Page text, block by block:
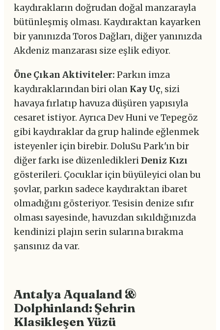
kaydırakların doğrudan doğal manzarayla
bütünleşmiş olması. Kaydıraktan kayarken
bir yanınızda Toros Dağları, diğer yanınızda
Akdeniz manzarası size eşlik ediyor.
Öne Çıkan Aktiviteler: Parkın imza
kaydıraklarından biri olan Kay Uç, sizi
havaya fırlatıp havuza düşüren yapısıyla
cesaret istiyor. Ayrıca Dev Huni ve Tepegöz
gibi kaydıraklar da grup halinde eğlenmek
isteyenler için birebir. DoluSu Park'ın bir
diğer farkı ise düzenledikleriDeniz Kızı
gösterileri. Çocuklar için büyüleyici olan bu
şovlar, parkın sadece kaydıraktan ibaret
olmadığını gösteriyor. Tesisin denize sıfır
olması sayesinde, havuzdan sıkıldığınızda
kendinizi plajın serin sularına bırakma
şansınız da var.
Antalya Aqualand &
Dolphinland: Şehrin
Klasikleşen Yüzü